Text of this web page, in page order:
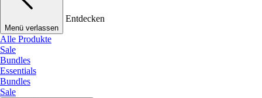
Menü verlassen
Entdecken
Alle Produkte
Sale
Bundles
Essentials
Bundles
Sale